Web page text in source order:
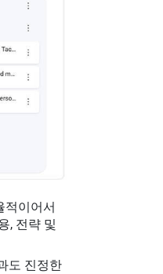
적이어서
, 전략 및
도 진정한